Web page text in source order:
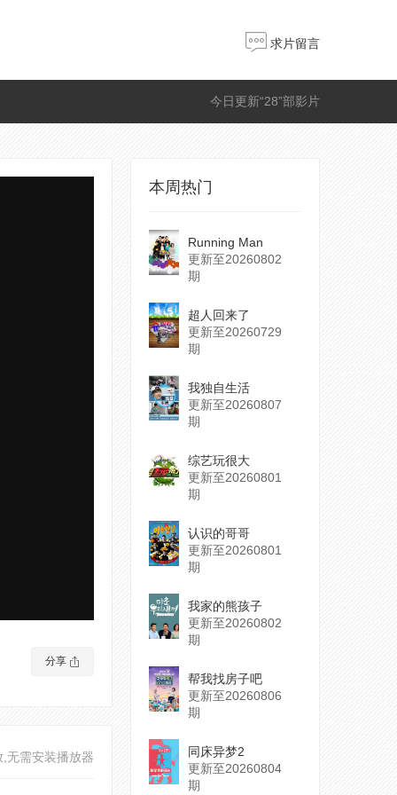
求片留言
今日更新“28”部影片
分享
,无需安装播放器
本周热门
Running Man
更新至20260802
期
超人回来了
更新至20260729
期
我独自生活
更新至20260807
期
综艺玩很大
更新至20260801
期
认识的哥哥
更新至20260801
期
我家的熊孩子
更新至20260802
期
帮我找房子吧
更新至20260806
期
同床异梦2
更新至20260804
期